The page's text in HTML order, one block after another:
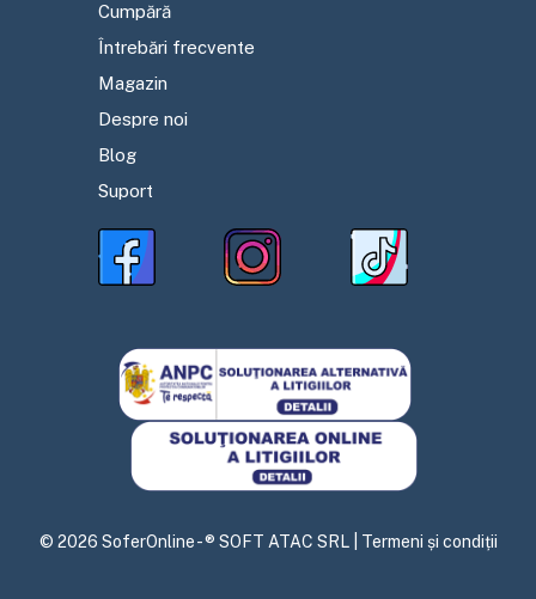
Cumpără
Întrebări frecvente
Magazin
Despre noi
Blog
Suport
© 2026 SoferOnline - ® SOFT ATAC SRL | Termeni și condiții